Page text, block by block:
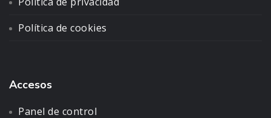
Política de cookies
Accesos
Panel de control